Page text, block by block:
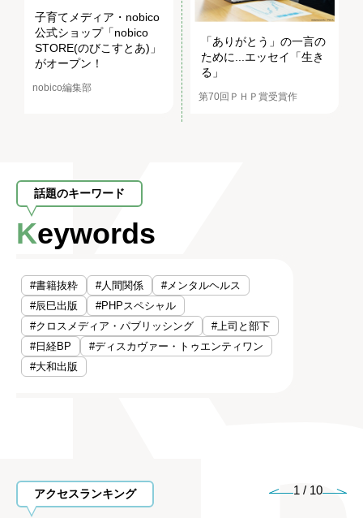
子育てメディア・nobico
公式ショップ「nobico
STORE(のびこすとあ)」
がオープン！
nobico編集部
「ありがとう」の一言の
ために...エッセイ「生き
る」
第70回ＰＨＰ賞受賞作
話題のキーワード
Keywords
#書籍抜粋 #人間関係
#メンタルヘルス
#辰巳出版
#PHPスペシャル
#クロスメディア・パブリッシング
#上司と部下
#日経BP
#ディスカヴァー・トゥエンティワン
#大和出版
アクセスランキング 1 / 10